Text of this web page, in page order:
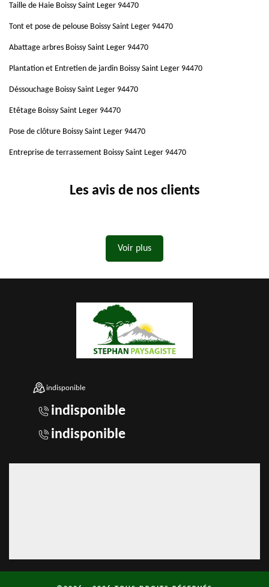
Taille de Haie Boissy Saint Leger 94470
Tont et pose de pelouse Boissy Saint Leger 94470
Abattage arbres Boissy Saint Leger 94470
Plantation et Entretien de jardin Boissy Saint Leger 94470
Déssouchage Boissy Saint Leger 94470
Etêtage Boissy Saint Leger 94470
Pose de clôture Boissy Saint Leger 94470
Entreprise de terrassement Boissy Saint Leger 94470
Les avis de nos clients
Voir plus
indisponible
indisponible
indisponible